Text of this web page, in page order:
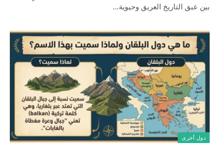
بين عبق التاريخ العريق وحيوية…
دول أخرى